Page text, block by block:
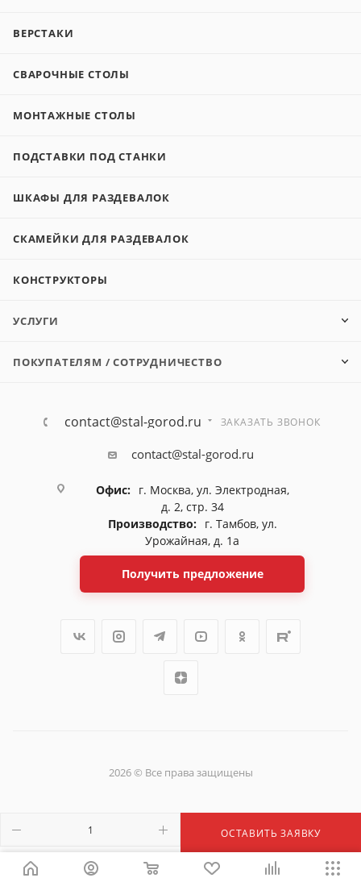
ОСТАВИТЬ ЗАЯВКУ
ВЕРСТАКИ
СВАРОЧНЫЕ СТОЛЫ
МОНТАЖНЫЕ СТОЛЫ
ПОДСТАВКИ ПОД СТАНКИ
ШКАФЫ ДЛЯ РАЗДЕВАЛОК
СКАМЕЙКИ ДЛЯ РАЗДЕВАЛОК
КОНСТРУКТОРЫ
УСЛУГИ
ПОКУПАТЕЛЯМ / СОТРУДНИЧЕСТВО
contact@stal-gorod.ru ЗАКАЗАТЬ ЗВОНОК
contact@stal-gorod.ru
Офис:
г. Москва, ул. Электродная,
д. 2, стр. 34
Производство:
г. Тамбов, ул.
Урожайная, д. 1а
Получить предложение
2026 © Все права защищены